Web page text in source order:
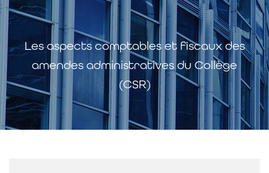
Les aspects comptables et fiscaux des
amendes administratives du Collège
(CSR)